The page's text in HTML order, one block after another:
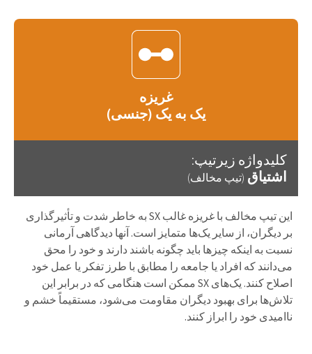
غریزه
یک به یک (جنسی)
کلیدواژه زیرتیپ:
اشتیاق (تیپ مخالف)
این تیپ مخالف با غریزه غالب SX به خاطر شدت و تأثیرگذاری
بر دیگران، از سایر یک‌ها متمایز است. آنها دیدگاهی آرمانی
نسبت به اینکه چیزها باید چگونه باشند دارند و خود را محق
می‌دانند که افراد یا جامعه را مطابق با طرز تفکر یا عمل خود
اصلاح کنند. یک‌های SX ممکن است هنگامی که در برابر این
تلاش‌ها برای بهبود دیگران مقاومت می‌شود، مستقیماً خشم و
ناامیدی خود را ابراز کنند.